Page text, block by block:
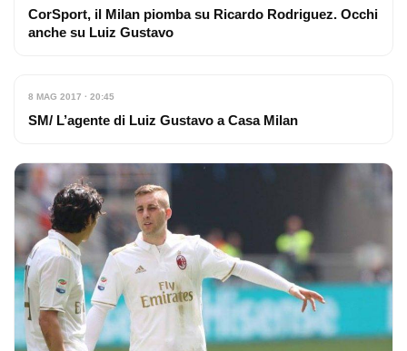
CorSport, il Milan piomba su Ricardo Rodriguez. Occhi
anche su Luiz Gustavo
8 MAG 2017 · 20:45
SM/ L’agente di Luiz Gustavo a Casa Milan